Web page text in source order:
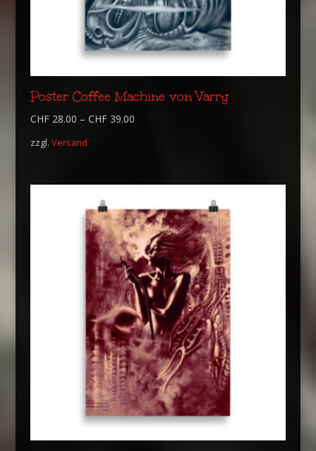
Poster Coffee Machine von Varry
CHF28.00 – CHF39.00
zzgl. Versand